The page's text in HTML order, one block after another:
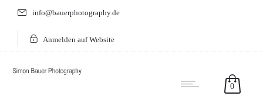
info@bauerphotography.de
Anmelden auf Website
0